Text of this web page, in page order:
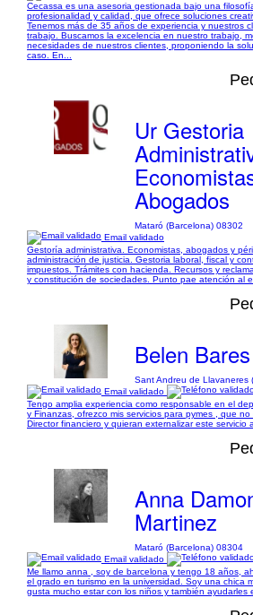
Cecassa es una asesoria gestionada bajo una
profesionalidad y calidad, que ofrece soluciones
Tenemos más de 35 años de experiencia y nuestros
trabajo. Buscamos la excelencia en nuestro trabajo,
necesidades de nuestros clientes, proponiendo la
caso. En...
Ur Gestoria
Abogados
Mataró (Barcelona) 08302
Email validado
Gestoría administrativa. Economistas, abogados y
administración de justicia. Gestoria laboral, fiscal y
impuestos. Trámites con hacienda. Recursos y
y constitución de sociedades. Punto pae atención al
Belen Bares
Sant Andreu de Llavaneres
Email validado
Tengo amplia experiencia como responsable en el
y Finanzas, ofrezco mis servicios para pymes , que
Director financiero y quieran externalizar este servicio
Anna
Martinez
Mataró (Barcelona) 08304
Email validado
Me llamo anna , soy de barcelona y tengo 18 años,
el grado en turismo en la universidad. Soy una chica
gusta mucho estar con los niños y también ayudarles